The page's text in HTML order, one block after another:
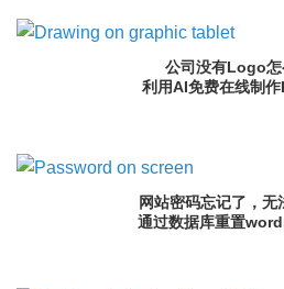
公司没有Logo怎
利用AI免费在线制
网站密码忘记了，无
通过数据库重置